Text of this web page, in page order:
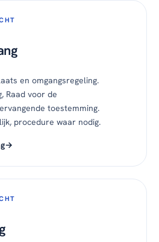
en omgangsregeling.
Raad voor de
toestemming.
procedure waar nodig.